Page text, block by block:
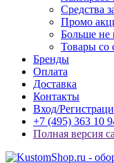
Средства
Промо
Больше не
Товары со
Бренды
Оплата
Доставка
Контакты
Вход/
+7 (495) 363 10
Полная версия